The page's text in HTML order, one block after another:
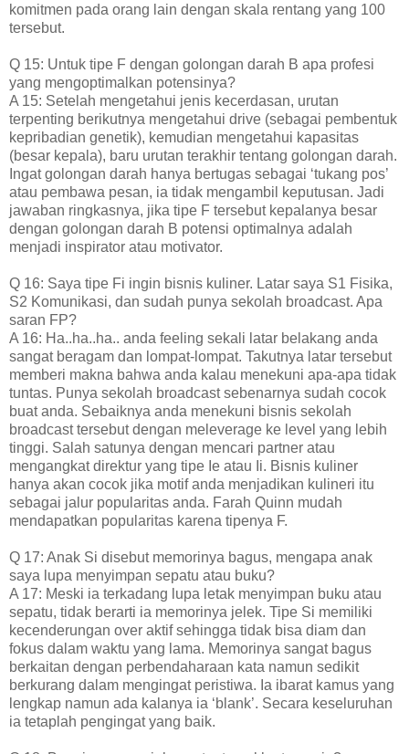
komitmen pada orang lain dengan skala rentang yang 100
tersebut.
Q 15: Untuk tipe F dengan golongan darah B apa profesi
yang mengoptimalkan potensinya?
A 15: Setelah mengetahui jenis kecerdasan, urutan
terpenting berikutnya mengetahui drive (sebagai pembentuk
kepribadian genetik), kemudian mengetahui kapasitas
(besar kepala), baru urutan terakhir tentang golongan darah.
Ingat golongan darah hanya bertugas sebagai ‘tukang pos’
atau pembawa pesan, ia tidak mengambil keputusan. Jadi
jawaban ringkasnya, jika tipe F tersebut kepalanya besar
dengan golongan darah B potensi optimalnya adalah
menjadi inspirator atau motivator.
Q 16: Saya tipe Fi ingin bisnis kuliner. Latar saya S1 Fisika,
S2 Komunikasi, dan sudah punya sekolah broadcast. Apa
saran FP?
A 16: Ha..ha..ha.. anda feeling sekali latar belakang anda
sangat beragam dan lompat-lompat. Takutnya latar tersebut
memberi makna bahwa anda kalau menekuni apa-apa tidak
tuntas. Punya sekolah broadcast sebenarnya sudah cocok
buat anda. Sebaiknya anda menekuni bisnis sekolah
broadcast tersebut dengan meleverage ke level yang lebih
tinggi. Salah satunya dengan mencari partner atau
mengangkat direktur yang tipe Ie atau Ii. Bisnis kuliner
hanya akan cocok jika motif anda menjadikan kulineri itu
sebagai jalur popularitas anda. Farah Quinn mudah
mendapatkan popularitas karena tipenya F.
Q 17: Anak Si disebut memorinya bagus, mengapa anak
saya lupa menyimpan sepatu atau buku?
A 17: Meski ia terkadang lupa letak menyimpan buku atau
sepatu, tidak berarti ia memorinya jelek. Tipe Si memiliki
kecenderungan over aktif sehingga tidak bisa diam dan
fokus dalam waktu yang lama. Memorinya sangat bagus
berkaitan dengan perbendaharaan kata namun sedikit
berkurang dalam mengingat peristiwa. Ia ibarat kamus yang
lengkap namun ada kalanya ia ‘blank’. Secara keseluruhan
ia tetaplah pengingat yang baik.